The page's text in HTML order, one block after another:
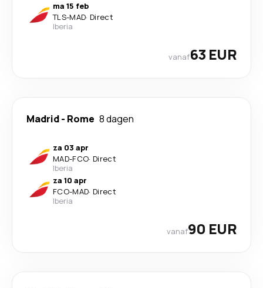
ma 15 feb
TLS-MAD· Direct
Iberia
vanaf63 EUR
Madrid- Rome 8 dagen
za 03 apr
MAD-FCO· Direct
Iberia
za 10 apr
FCO-MAD· Direct
Iberia
vanaf90 EUR